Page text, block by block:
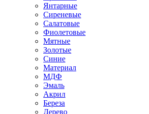
Янтарные
Сиреневые
Салатовые
Фиолетовые
Мятные
Золотые
Синие
Материал
МДФ
Эмаль
Акрил
Береза
Дерево